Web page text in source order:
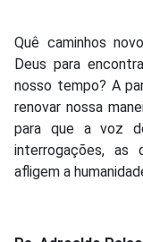
Quê caminhos
Deus para
nosso tempo? A
renovar nossa
para que a voz
interrogações,
afligem a